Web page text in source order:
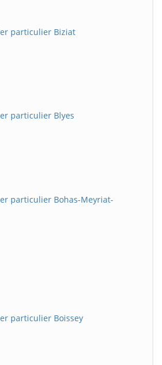
particulier Biziat
particulier Blyes
particulier Bohas-Meyriat-
particulier Boissey